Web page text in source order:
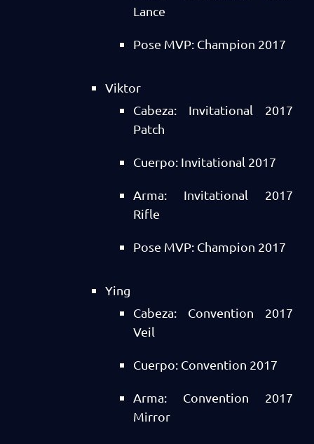
Lance
Pose MVP: Champion 2017
Viktor
Cabeza: Invitational 2017
Patch
Cuerpo: Invitational 2017
Arma: Invitational 2017
Rifle
Pose MVP: Champion 2017
Ying
Cabeza: Convention 2017
Veil
Cuerpo: Convention 2017
Arma: Convention 2017
Mirror